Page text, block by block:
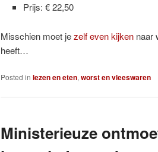
Prijs: € 22,50
Misschien moet jezelf even kijken naar
heeft…
Posted in lezen en eten, worst en vleeswaren
Ministerieuze